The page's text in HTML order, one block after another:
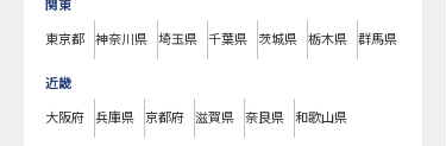
関東
東京都 神奈川県 埼玉県 千葉県 茨城県 栃木県 群馬県
近畿
大阪府 兵庫県 京都府 滋賀県 奈良県 和歌山県